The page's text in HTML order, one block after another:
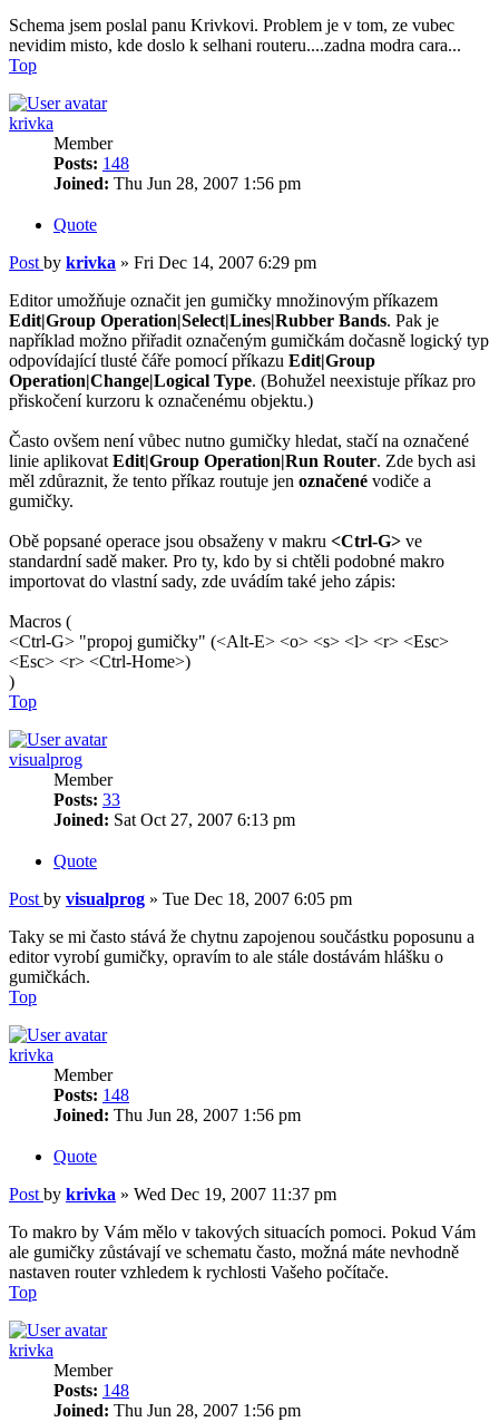
Schema jsem poslal panu Krivkovi. Problem je v tom, ze vubec
nevidim misto, kde doslo k selhani routeru....zadna modra cara...
Top
krivka
Member
Posts: 148
Joined: Thu Jun 28, 2007 1:56 pm
Quote
Post by krivka » Fri Dec 14, 2007 6:29 pm
Editor umožňuje označit jen gumičky množinovým příkazem
Edit|Group Operation|Select|Lines|Rubber Bands. Pak je
například možno přiřadit označeným gumičkám dočasně logický typ
odpovídající tlusté čáře pomocí příkazu Edit|Group
Operation|Change|Logical Type. (Bohužel neexistuje příkaz pro
přiskočení kurzoru k označenému objektu.)
Často ovšem není vůbec nutno gumičky hledat, stačí na označené
linie aplikovat Edit|Group Operation|Run Router. Zde bych asi
měl zdůraznit, že tento příkaz routuje jen označené vodiče a
gumičky.
Obě popsané operace jsou obsaženy v makru <Ctrl-G> ve
standardní sadě maker. Pro ty, kdo by si chtěli podobné makro
importovat do vlastní sady, zde uvádím také jeho zápis:
Macros (
<Ctrl-G> "propoj gumičky" (<Alt-E> <o> <s> <l> <r> <Esc>
<Esc> <r> <Ctrl-Home>)
)
Top
visualprog
Member
Posts: 33
Joined: Sat Oct 27, 2007 6:13 pm
Quote
Post by visualprog » Tue Dec 18, 2007 6:05 pm
Taky se mi často stává že chytnu zapojenou součástku poposunu a
editor vyrobí gumičky, opravím to ale stále dostávám hlášku o
gumičkách.
Top
krivka
Member
Posts: 148
Joined: Thu Jun 28, 2007 1:56 pm
Quote
Post by krivka » Wed Dec 19, 2007 11:37 pm
To makro by Vám mělo v takových situacích pomoci. Pokud Vám
ale gumičky zůstávají ve schematu často, možná máte nevhodně
nastaven router vzhledem k rychlosti Vašeho počítače.
Top
krivka
Member
Posts: 148
Joined: Thu Jun 28, 2007 1:56 pm